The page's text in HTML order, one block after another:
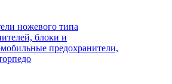
ножевого типа
блоки и
предохранители,